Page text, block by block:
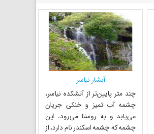
آبشار نیاسر
چند متر پایین‌تر از آتشکده نیاسر،
چشمه آب تمیز و خنکی جریان
می‌یابد و به روستا می‌رود، این
چشمه که چشمه اسکندر نام دارد، از